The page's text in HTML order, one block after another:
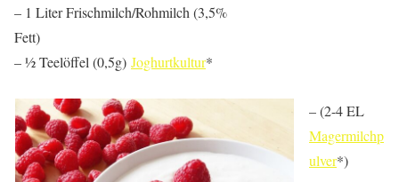
– 1 Liter Frischmilch/Rohmilch (3,5%
Fett)
– ½ Teelöffel (0,5g) Joghurtkultur*
– (2-4 EL
Magermilchp
ulver*)